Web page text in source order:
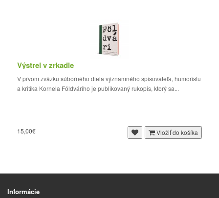
Výstrel v zrkadle
V prvom zväzku súborného diela významného spisovateľa, humoristu
a kritika Kornela Földváriho je publikovaný rukopis, ktorý sa...
15,00€ Vložiť do košíka
Informácie